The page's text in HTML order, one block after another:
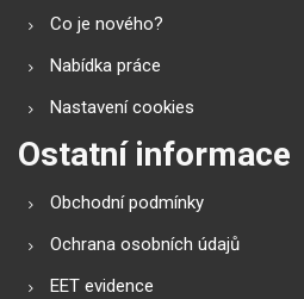
Co je nového?
Nabídka práce
Nastavení cookies
Ostatní informace
Obchodní podmínky
Ochrana osobních údajů
EET evidence